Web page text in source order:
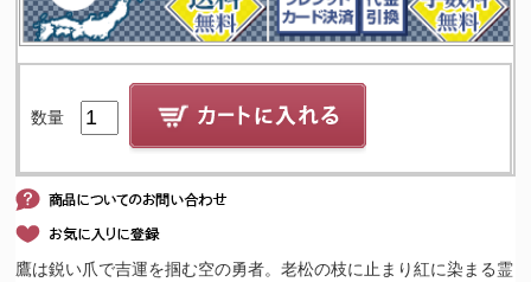
数量
鷹は鋭い爪で吉運を掴む空の勇者。老松の枝に止まり紅に染まる霊